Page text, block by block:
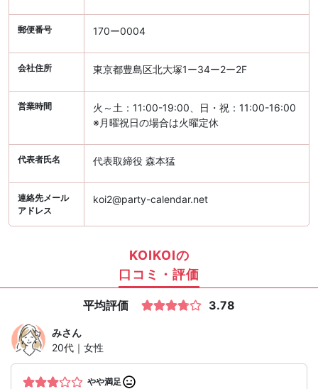
郵便番号 170ー0004
会社住所 東京都豊島区北大塚1ー34ー2ー2F
営業時間
火～土：11:00-19:00、日・祝：11:00-16:00
※月曜祝日の場合は火曜定休
代表者氏名 代表取締役 森本猛
連絡先メール
アドレス
koi2@party-calendar.net
KOIKOIの
口コミ・評価
平均評価 3.78
みさん
20代｜女性
やや満足